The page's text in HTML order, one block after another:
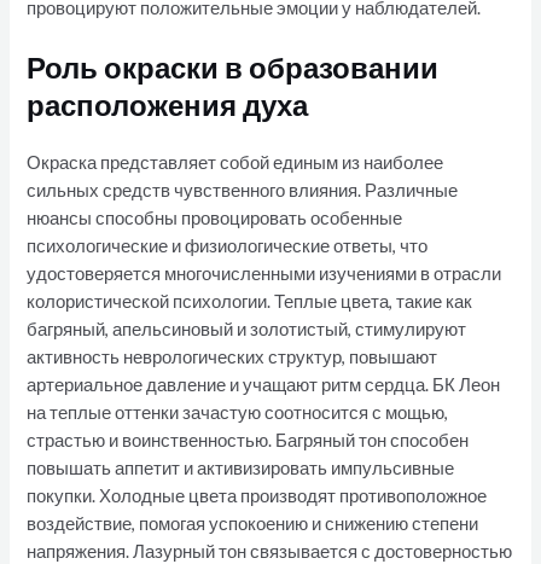
провоцируют положительные эмоции у наблюдателей.
Роль окраски в образовании
расположения духа
Окраска представляет собой единым из наиболее
сильных средств чувственного влияния. Различные
нюансы способны провоцировать особенные
психологические и физиологические ответы, что
удостоверяется многочисленными изучениями в отрасли
колористической психологии. Теплые цвета, такие как
багряный, апельсиновый и золотистый, стимулируют
активность неврологических структур, повышают
артериальное давление и учащают ритм сердца. БК Леон
на теплые оттенки зачастую соотносится с мощью,
страстью и воинственностью. Багряный тон способен
повышать аппетит и активизировать импульсивные
покупки. Холодные цвета производят противоположное
воздействие, помогая успокоению и снижению степени
напряжения. Лазурный тон связывается с достоверностью